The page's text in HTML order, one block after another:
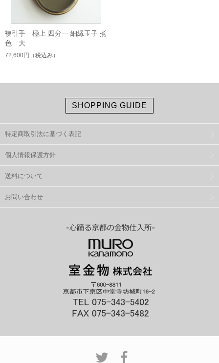
襖引手 極上 四分一 細縁玉子 煮
色 大
72,600円 （税込み）
SHOPPING GUIDE
特定商取引法に基づく表記
個人情報保護方針
送料について
お問い合わせ